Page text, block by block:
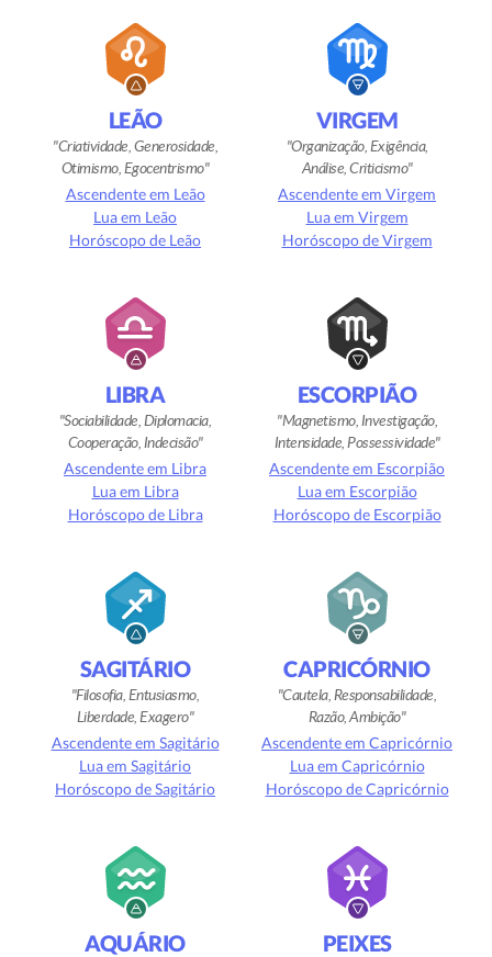
LEÃO
Criatividade, Generosidade,
Otimismo, Egocentrismo
Ascendente em Leão
Lua em Leão
Horóscopo de Leão
VIRGEM
Organização, Exigência,
Análise, Criticismo
Ascendente em Virgem
Lua em Virgem
Horóscopo de Virgem
LIBRA
Sociabilidade, Diplomacia,
Cooperação, Indecisão
Ascendente em Libra
Lua em Libra
Horóscopo de Libra
ESCORPIÃO
Magnetismo, Investigação,
Intensidade, Possessividade
Ascendente em Escorpião
Lua em Escorpião
Horóscopo de Escorpião
SAGITÁRIO
Filosofia, Entusiasmo,
Liberdade, Exagero
Ascendente em Sagitário
Lua em Sagitário
Horóscopo de Sagitário
CAPRICÓRNIO
Cautela, Responsabilidade,
Razão, Ambição
Ascendente em Capricórnio
Lua em Capricórnio
Horóscopo de Capricórnio
AQUÁRIO PEIXES